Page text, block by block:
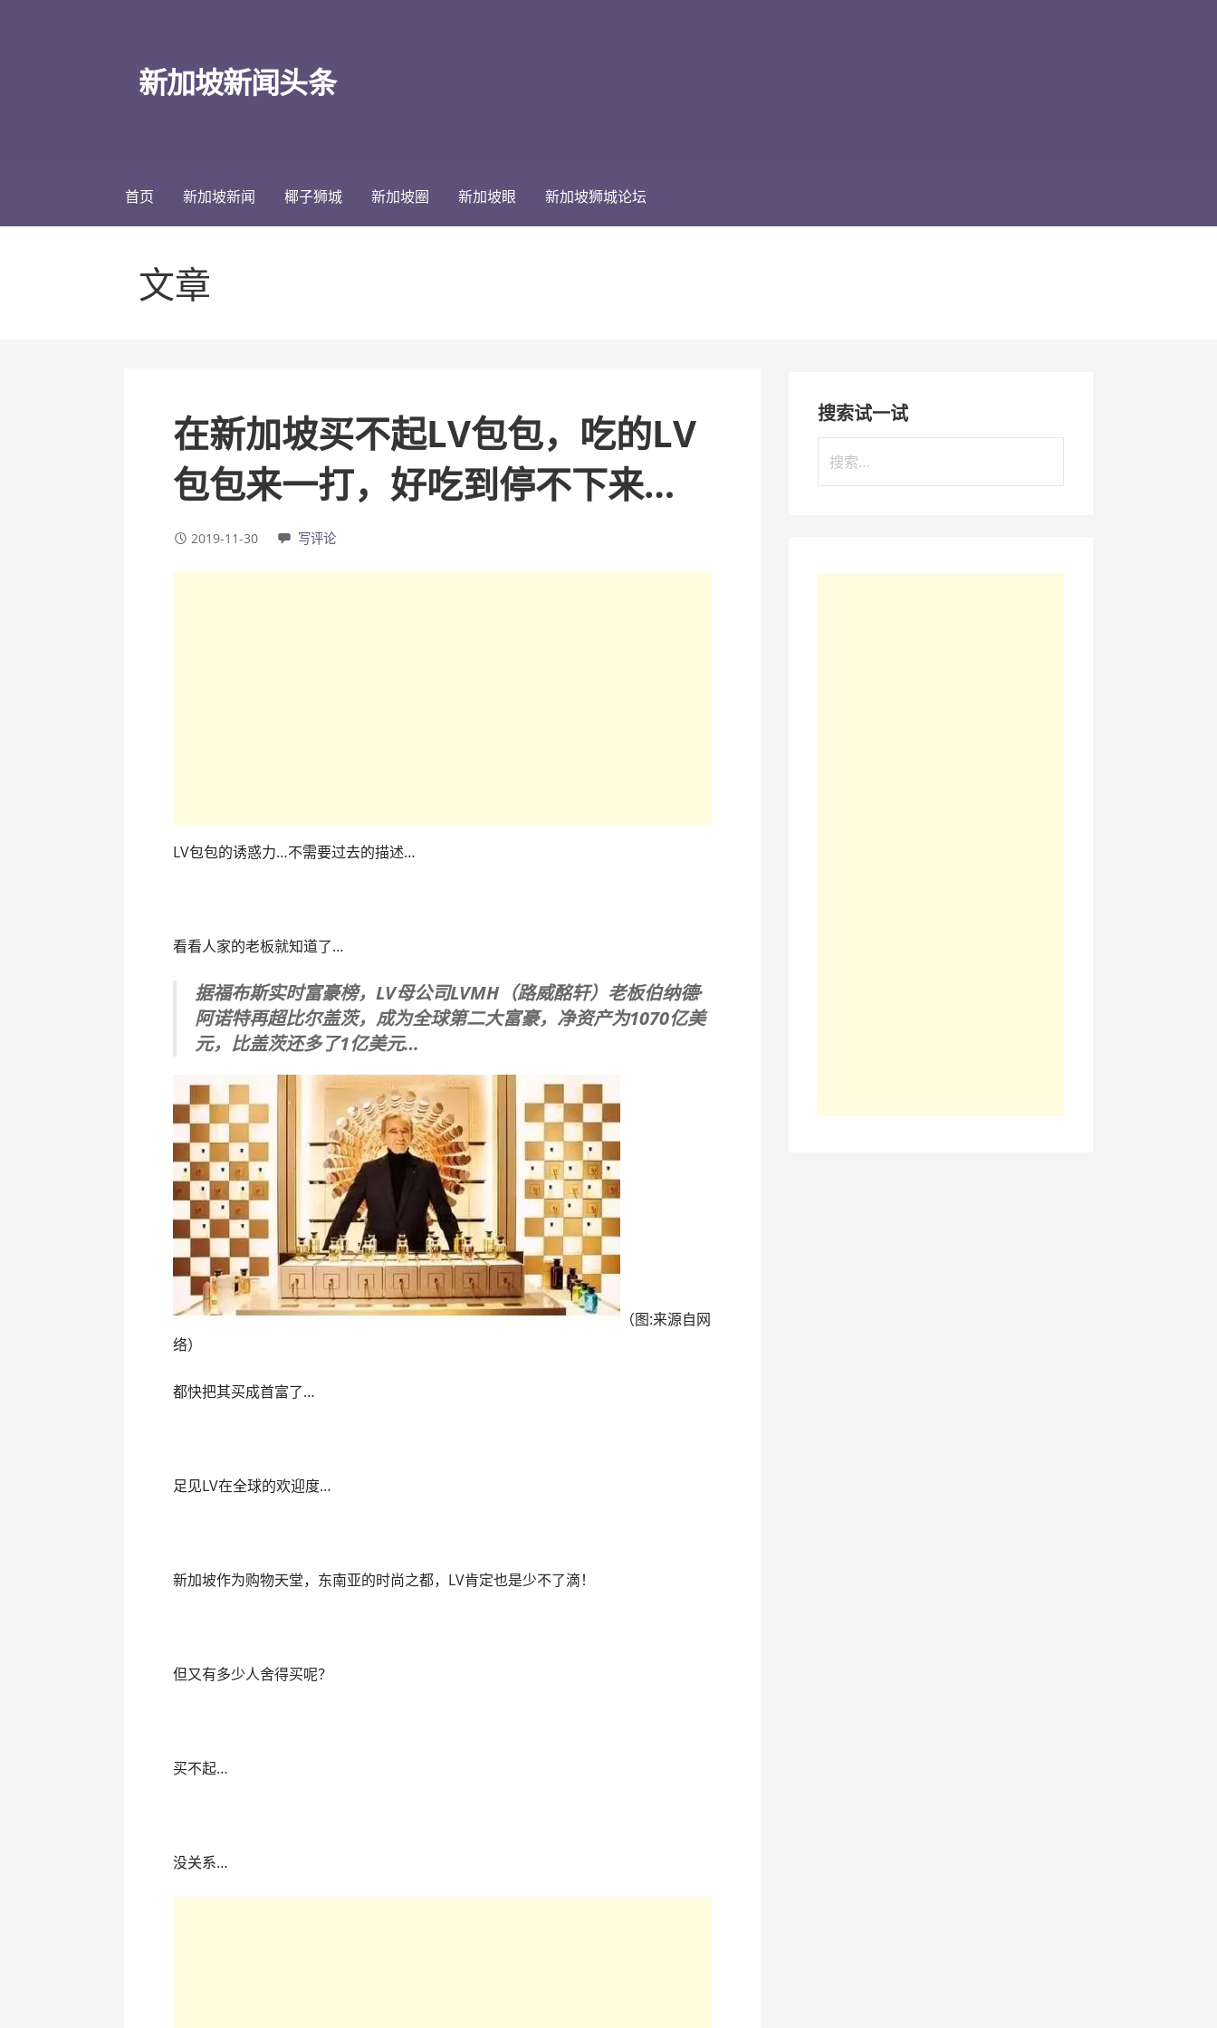
新加坡新闻头条
首页 新加坡新闻 椰子狮城 新加坡圈 新加坡眼 新加坡狮城论坛
文章
在新加坡买不起LV包包，吃的LV
包包来一打，好吃到停不下来…
2019-11-30 写评论
LV包包的诱惑力…不需要过去的描述…
看看人家的老板就知道了…
据福布斯实时富豪榜，LV母公司LVMH（路威酩轩）老板伯纳德·
阿诺特再超比尔盖茨，成为全球第二大富豪，净资产为1070亿美
元，比盖茨还多了1亿美元…
（图:来源自网
络）
都快把其买成首富了…
足见LV在全球的欢迎度…
新加坡作为购物天堂，东南亚的时尚之都，LV肯定也是少不了滴！
但又有多少人舍得买呢？
买不起…
没关系…
搜索试一试
索